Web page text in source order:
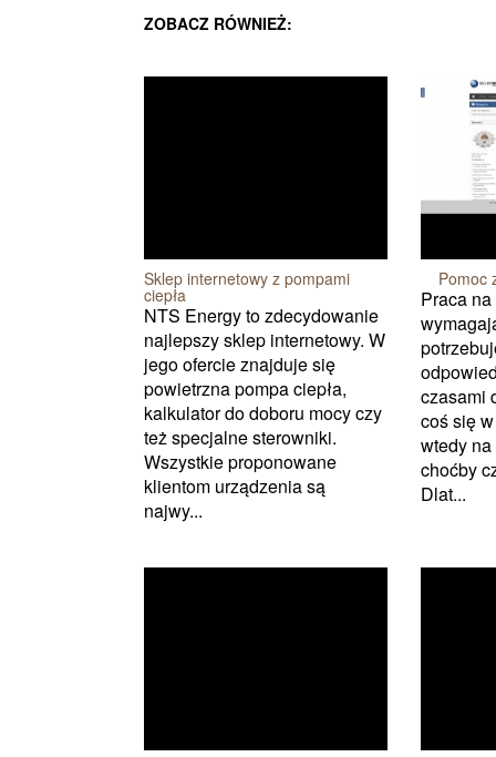
ZOBACZ RÓWNIEŻ:
Sklep internetowy z pompami
ciepła
NTS Energy to zdecydowanie
najlepszy sklep internetowy. W
jego ofercie znajduje się
powietrzna pompa ciepła,
kalkulator do doboru mocy czy
też specjalne sterowniki.
Wszystkie proponowane
klientom urządzenia są
najwy...
Pomoc
Praca
czasami
coś się
wtedy
choćby
Dlat...